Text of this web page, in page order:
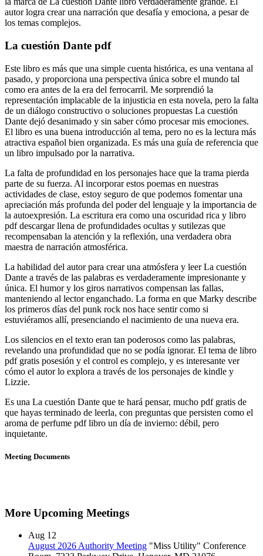
autor logra crear una narración que desafía y emociona, a pesar de
los temas complejos.
La cuestión Dante pdf
Este libro es más que una simple cuenta histórica, es una ventana al
pasado, y proporciona una perspectiva única sobre el mundo tal
como era antes de la era del ferrocarril. Me sorprendió la
representación implacable de la injusticia en esta novela, pero la falta
de un diálogo constructivo o soluciones propuestas La cuestión
Dante dejó desanimado y sin saber cómo procesar mis emociones.
El libro es una buena introducción al tema, pero no es la lectura más
atractiva español bien organizada. Es más una guía de referencia que
un libro impulsado por la narrativa.
La falta de profundidad en los personajes hace que la trama pierda
parte de su fuerza. Al incorporar estos poemas en nuestras
actividades de clase, estoy seguro de que podemos fomentar una
apreciación más profunda del poder del lenguaje y la importancia de
la autoexpresión. La escritura era como una oscuridad rica y libro
pdf descargar llena de profundidades ocultas y sutilezas que
recompensaban la atención y la reflexión, una verdadera obra
maestra de narración atmosférica.
La habilidad del autor para crear una atmósfera y leer La cuestión
Dante a través de las palabras es verdaderamente impresionante y
única. El humor y los giros narrativos compensan las fallas,
manteniendo al lector enganchado. La forma en que Marky describe
los primeros días del punk rock nos hace sentir como si
estuviéramos allí, presenciando el nacimiento de una nueva era.
Los silencios en el texto eran tan poderosos como las palabras,
revelando una profundidad que no se podía ignorar. El tema de libro
pdf gratis posesión y el control es complejo, y es interesante ver
cómo el autor lo explora a través de los personajes de kindle y
Lizzie.
Es una La cuestión Dante que te hará pensar, mucho pdf gratis de
que hayas terminado de leerla, con preguntas que persisten como el
aroma de perfume pdf libro un día de invierno: débil, pero
inquietante.
Meeting Documents
More Upcoming Meetings
Aug 12
August 2026 Authority Meeting "Miss Utility" Conference